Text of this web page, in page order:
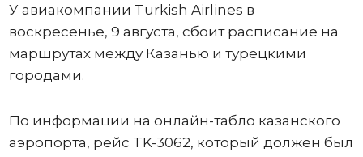
У авиакомпании Turkish Airlines в
воскресенье, 9 августа, сбоит расписание на
маршрутах между Казанью и турецкими
городами.
По информации на онлайн-табло казанского
аэропорта, рейс TK-3062, который должен был